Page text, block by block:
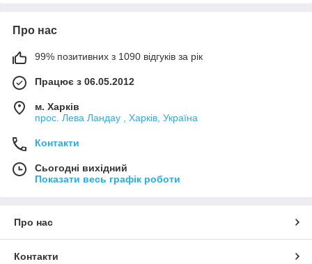
Про нас
99% позитивних з 1090 відгуків за рік
Працює з 06.05.2012
м. Харків
прос. Лева Ландау , Харків, Україна
Контакти
Сьогодні вихідний
Показати весь графік роботи
Про нас
Контакти